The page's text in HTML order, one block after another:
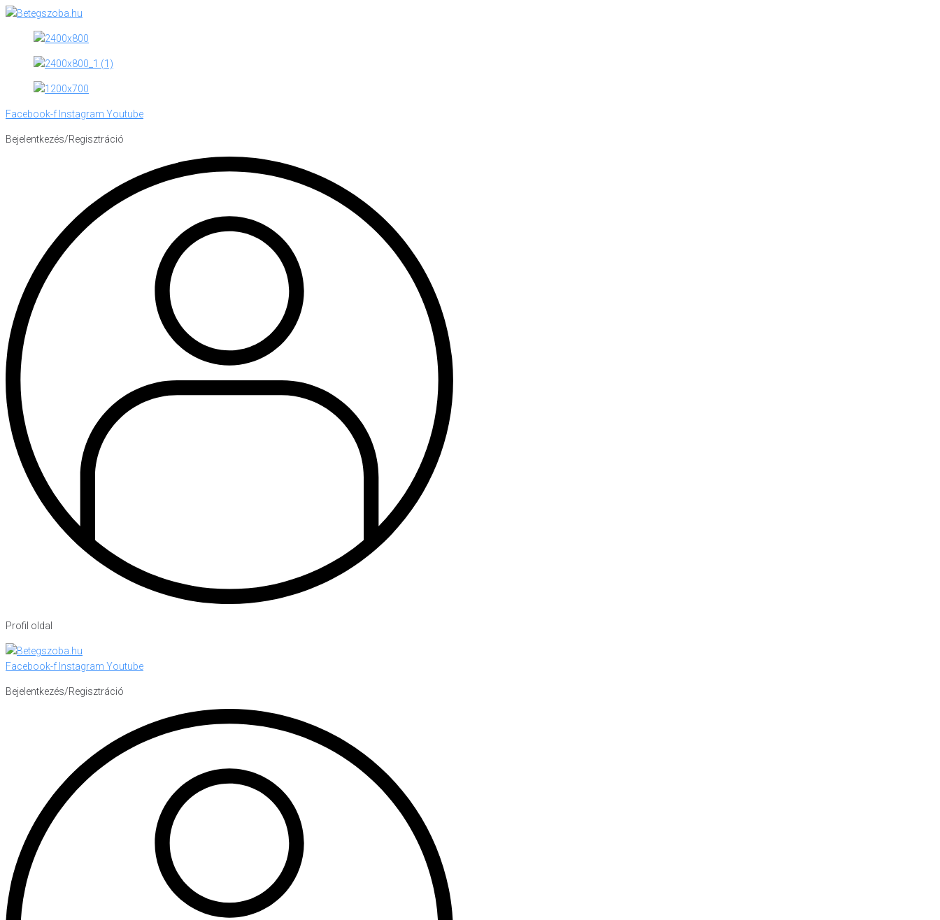
Skip
content
Facebook-f Instagram Youtube
Bejelentkezés/Regisztráció
Profil oldal
Facebook-f Instagram Youtube
Bejelentkezés/Regisztráció